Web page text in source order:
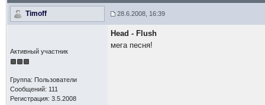
Timoff 28.6.2008, 16:39
Активный участник
Группа: Пользователи
Сообщений: 111
Регистрация: 3.5.2008
Head - Flush
мега песня!